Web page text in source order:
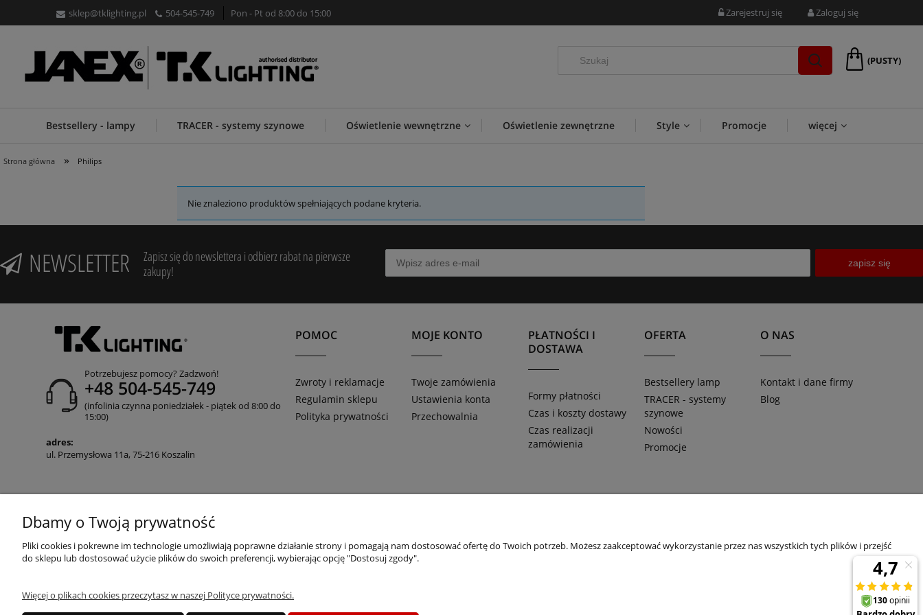
sklep@tklighting.pl 504-545-749 Pon - Pt od 8:00 do 15:00 Zarejestruj się Zaloguj się
(PUSTY)
Bestsellery - lampy TRACER - systemy szynowe Oświetlenie wewnętrzne Oświetlenie zewnętrzne Style Promocje więcej
Strona główna » Philips
Nie znaleziono produktów spełniających podane kryteria.
NEWSLETTER
Zapisz się do newslettera i odbierz rabat na pierwsze
zakupy!
zapisz się
Potrzebujesz pomocy? Zadzwoń!
+48 504-545-749
(infolinia czynna poniedziałek - piątek od 8:00 do
15:00)
adres:
ul. Przemysłowa 11a, 75-216 Koszalin
POMOC
Zwroty i reklamacje
Regulamin sklepu
Polityka prywatności
MOJE KONTO
Twoje zamówienia
Ustawienia konta
Przechowalnia
PŁATNOŚCI I
DOSTAWA
Formy płatności
Czas i koszty dostawy
Czas realizacji
zamówienia
OFERTA
Bestsellery lamp
TRACER - systemy
szynowe
Nowości
Promocje
O NAS
Kontakt i dane firmy
Blog
JANEX Spółka z o.o.| ul. Przemysłowa 11a, Koszalin 75-216, woj. zachodniopomorskie | NIP: 6690500343 REGON: 008201011 | E-mail:
Dbamy o Twoją prywatność
Pliki cookies i pokrewne im technologie umożliwiają poprawne działanie strony i pomagają nam dostosować ofertę do Twoich potrzeb. Możesz zaakceptować wykorzystanie przez nas wszystkich tych plików i przejść
do sklepu lub dostosować użycie plików do swoich preferencji, wybierając opcję "Dostosuj zgody".
Więcej o plikach cookies przeczytasz w naszej Polityce prywatności.